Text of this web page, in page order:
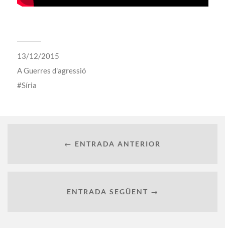
13/12/2015
AGuerres d'agressió
Síria
← ENTRADA ANTERIOR
ENTRADA SEGÜENT →